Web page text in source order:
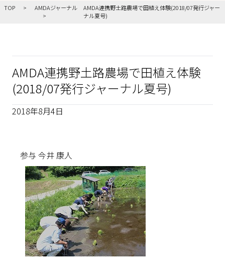
TOP AMDAジャーナル
AMDA連携野土路農場で田植え体験(2018/07発行ジャー
ナル夏号)
AMDA連携野土路農場で田植え体験
(2018/07発行ジャーナル夏号)
2018年8月4日
参与 今井 康人